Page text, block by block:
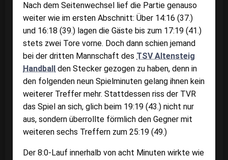
Nach dem Seitenwechsel lief die Partie genauso
weiter wie im ersten Abschnitt: Über 14:16 (37.)
und 16:18 (39.) lagen die Gäste bis zum 17:19 (41.)
stets zwei Tore vorne. Doch dann schien jemand
bei der dritten Mannschaft des TSV Altensteig
Handball den Stecker gezogen zu haben, denn in
den folgenden neun Spielminuten gelang ihnen kein
weiterer Treffer mehr. Stattdessen riss der TVR
das Spiel an sich, glich beim 19:19 (43.) nicht nur
aus, sondern überrollte förmlich den Gegner mit
weiteren sechs Treffern zum 25:19 (49.)
Der 8:0-Lauf innerhalb von acht Minuten wirkte wie